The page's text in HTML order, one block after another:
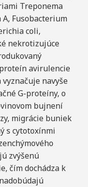
Treponema
Fusobacterium
coli,
nekrotizujúce
avirulencie
navyše
G-proteíny, o
bujnení
migrácie buniek
s cytotoxínmi
zvýšenú
čím dochádza k